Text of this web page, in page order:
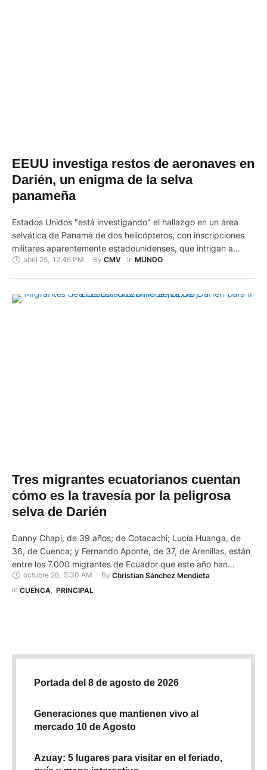
EEUU investiga restos de aeronaves en
Darién, un enigma de la selva
panameña
Estados Unidos "está investigando" el hallazgo en un área
selvática de Panamá de dos helicópteros, con inscripciones
militares aparentemente estadounidenses, que intrigan a
lugareños y visitantes desde hace años. Estos escombros
de …
abril 25 12:45 PM By CMV In MUNDO
Tres migrantes ecuatorianos cuentan
cómo es la travesía por la peligrosa
selva de Darién
Danny Chapi, de 39 años; de Cotacachi; Lucía Huanga, de
36, de Cuenca; y Fernando Aponte, de 37, de Arenillas, están
entre los 7.000 migrantes de Ecuador que este año han
cruzado la peligrosa Selva del Darién. Esta zona selvática,
una de las más peligrosas del mundo, también es conocida
octubre 26, 5:30 AM By Christian Sánchez Mendieta
In CUENCA PRINCIPAL
Portada del 8 de agosto de 2026
Generaciones que mantienen vivo al
mercado 10 de Agosto
Azuay: 5 lugares para visitar en el feriado,